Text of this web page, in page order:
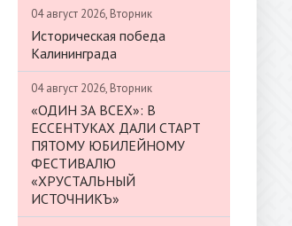
04 август 2026, Вторник
Историческая победа
Калининграда
04 август 2026, Вторник
«ОДИН ЗА ВСЕХ»: В
ЕССЕНТУКАХ ДАЛИ СТАРТ
ПЯТОМУ ЮБИЛЕЙНОМУ
ФЕСТИВАЛЮ
«ХРУСТАЛЬНЫЙ
ИСТОЧНИКЪ»